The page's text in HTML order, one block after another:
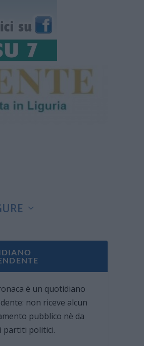
è un quotidiano
non riceve alcun
pubblico nè da
partiti politici.